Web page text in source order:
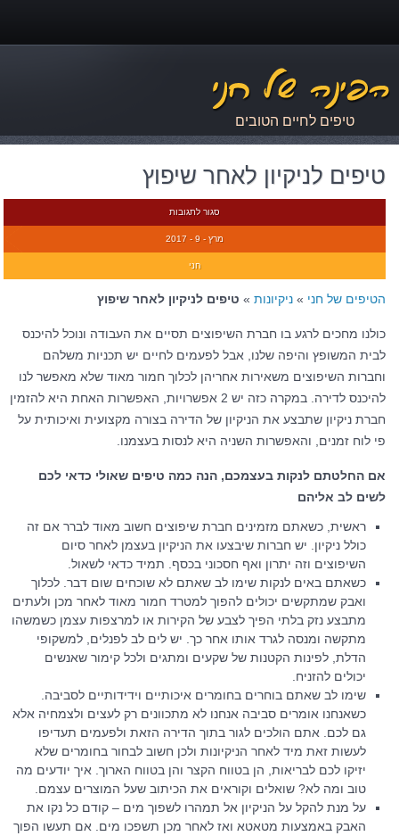
טיפים לחיים הטובים
טיפים לניקיון לאחר שיפוץ
סגור לתגובות
מרץ - 9 - 2017
חני
הטיפים של חני » ניקיונות » טיפים לניקיון לאחר שיפוץ
כולנו מחכים לרגע בו חברת השיפוצים תסיים את העבודה ונוכל להיכנס
לבית המשופץ והיפה שלנו, אבל לפעמים לחיים יש תכניות משלהם
וחברות השיפוצים משאירות אחריהן לכלוך חמור מאוד שלא מאפשר לנו
להיכנס לדירה. במקרה כזה יש 2 אפשרויות, האפשרות האחת היא להזמין
חברת ניקיון שתבצע את הניקיון של הדירה בצורה מקצועית ואיכותית על
פי לוח זמנים, והאפשרות השניה היא לנסות בעצמנו.
אם החלטתם לנקות בעצמכם, הנה כמה טיפים שאולי כדאי לכם
לשים לב אליהם
ראשית, כשאתם מזמינים חברת שיפוצים חשוב מאוד לברר אם זה
כולל ניקיון. יש חברות שיבצעו את הניקיון בעצמן לאחר סיום
השיפוצים וזה יתרון ואף חסכוני בכסף. תמיד כדאי לשאול.
כשאתם באים לנקות שימו לב שאתם לא שוכחים שום דבר. לכלוך
ואבק שמתקשים יכולים להפוך למטרד חמור מאוד לאחר מכן ולעתים
מתבצע נזק בלתי הפיך לצבע של הקירות או למרצפות עצמן כשמשהו
מתקשה ומנסה לגרד אותו אחר כך. יש לים לב לפנלים, למשקופי
הדלת, לפינות הקטנות של שקעים ומתגים ולכל קימור שאנשים
יכולים להזניח.
שימו לב שאתם בוחרים בחומרים איכותיים וידידותיים לסביבה.
כשאנחנו אומרים סביבה אנחנו לא מתכוונים רק לעצים ולצמחיה אלא
גם לכם. אתם הולכים לגור בתוך הדירה הזאת ולפעמים תעדיפו
לעשות זאת מיד לאחר הניקיונות ולכן חשוב לבחור בחומרים שלא
יזיקו לכם לבריאות, הן בטווח הקצר והן בטווח הארוך. איך יודעים מה
טוב ומה לא? שואלים וקוראים את הכיתוב שעל המוצרים עצמם.
על מנת להקל על הניקיון אל תמהרו לשפוך מים – קודם כל נקו את
האבק באמצעות מטאטא ואז לאחר מכן תשפכו מים. אם תעשו הפוך